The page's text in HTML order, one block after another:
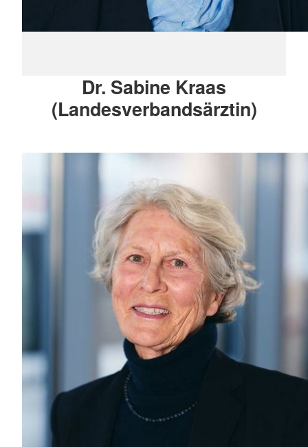
Dr. Sabine Kraas
(Landesverbandsärztin)